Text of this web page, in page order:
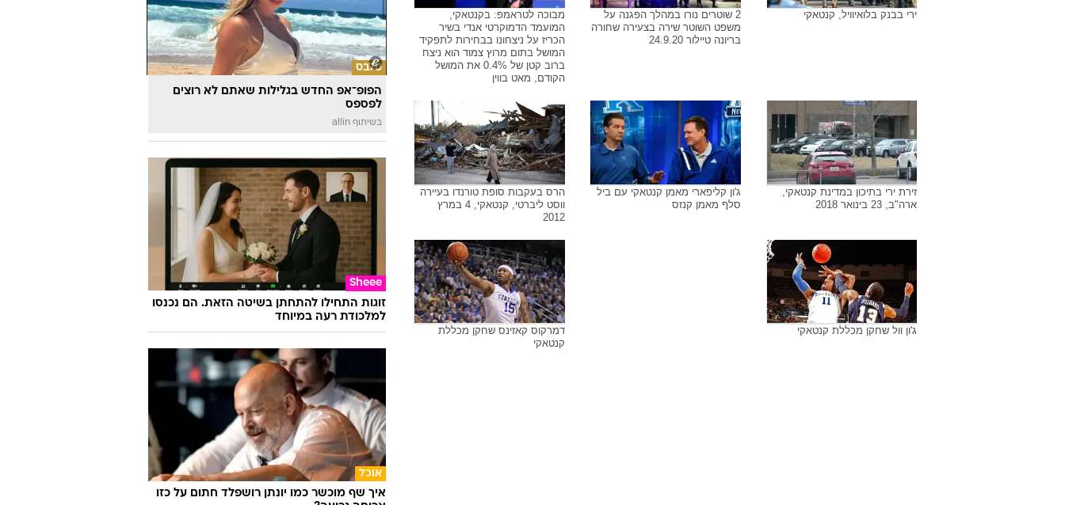
ירי בבנק בלואיוויל, קנטאקי
ירי בבנק בלואיוויל, קנטאקי
2 שוטרים נורו במהלך הפגנה על
משפט השוטר שירה בצעירה שחורה
בריונה טיילור 24.9.20
מבוכה לטראמפ: בקנטאקי,
המועמד הדמוקרטי אנדי בשיר
הכריז על ניצחונו בבחירות לתפקיד
המושל בתום מרוץ צמוד הוא ניצח
הקודם, מאט בווין
m
n
o
p
q
r
s
t
u
v
w
x
y
z
0
1
2
3
4
5
6
7
9
עוד בוואלה
סלבס
הפופ־אפ החדש בגלילות שאתם לא רוצים
לפספס
בשיתוף allin
Sheee
זוגות התחילו להתחתן בשיטה הזאת. הם נכנסו